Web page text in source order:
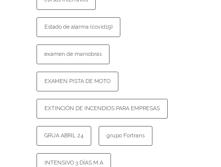
Estado de alarma (covid19)
examen de maniobras
EXAMEN PISTA DE MOTO
EXTINCIÓN DE INCENDIOS PARA EMPRESAS
GRUA ABRIL 24 grupo Fortrans
INTENSIVO 3 DÍAS M.A